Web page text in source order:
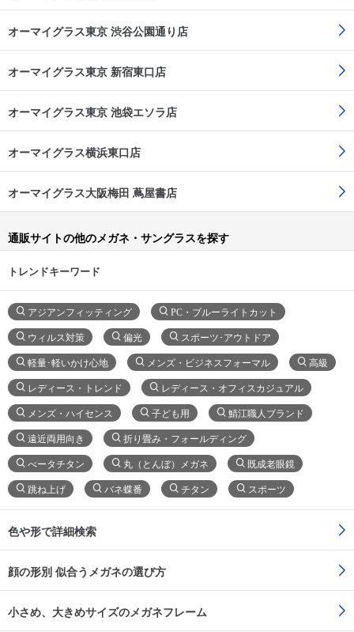
オーマイグラス東京 渋谷公園通り店
オーマイグラス東京 新宿東口店
オーマイグラス東京 池袋エソラ店
オーマイグラス横浜東口店
オーマイグラス大阪梅田 蔦屋書店
通販サイトの他のメガネ・サングラスを探す
トレンドキーワード
アジアンフィッティング PC・ブルーライトカット
ウィルス対策 偏光 スポーツ･アウトドア
軽量･軽いかけ心地 メンズ・ビジネスフォーマル 高級
レディース・トレンド レディース・オフィスカジュアル
メンズ・ハイセンス 子ども用 鯖江職人ブランド
遠近両用向き 折り畳み・フォールディング
べータチタン 丸（とんぼ）メガネ 既成老眼鏡
跳ね上げ バネ蝶番 チタン スポーツ
色や形で詳細検索
顔の形別 似合うメガネの選び方
小さめ、大きめサイズのメガネフレーム